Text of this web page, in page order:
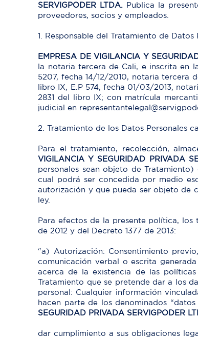
SERVIGPODER LTDA. Publica la
proveedores, socios y empleados.
1. Responsable del Tratamiento de Datos
EMPRESA DE VIGILANCIA Y
la notaria tercera de Cali, e inscrita en
5207, fecha 14/12/2010, notaria tercera
libro IX, E.P 574, fecha 01/03/2013,
2831 del libro IX; con matrícula
judicial en
2. Tratamiento de los Datos Personales
Para el tratamiento, recolección,
VIGILANCIA Y SEGURIDAD PRIVADA
personales sean objeto de
cual podrá ser concedida por medio
autorización y que pueda ser objeto de
ley.
Para efectos de la presente política, los
de 2012 y del Decreto 1377 de 2013:
“a) Autorización: Consentimiento
comunicación verbal o escrita
acerca de la existencia de las
Tratamiento que se pretende dar a los
personal: Cualquier información
hacen parte de los denominados
SEGURIDAD PRIVADA SERVIGPODER
dar cumplimiento a sus obligaciones